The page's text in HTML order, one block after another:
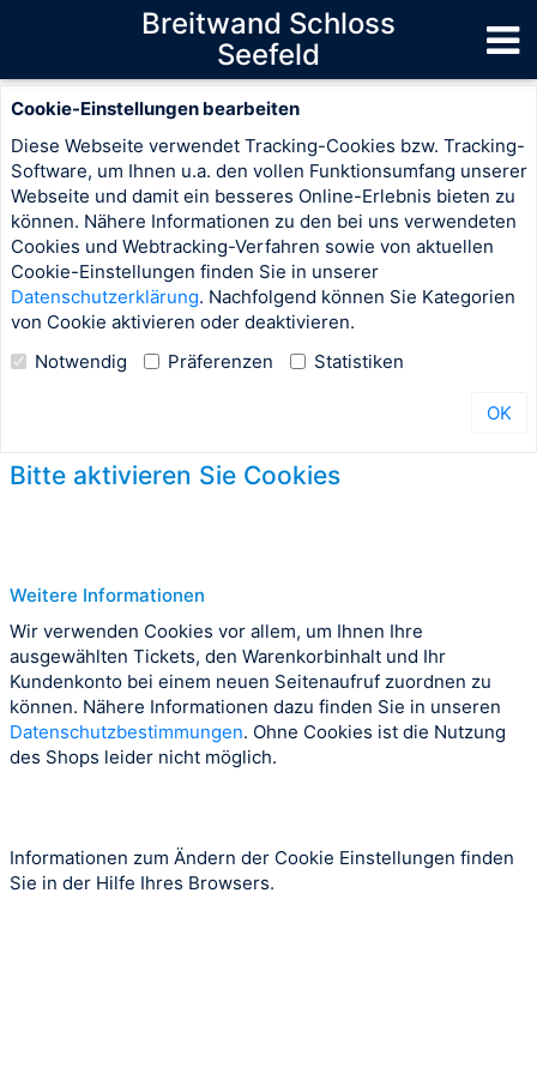
Breitwand Schloss
Seefeld
Cookie-Einstellungen bearbeiten
Diese Webseite verwendet Tracking-Cookies bzw. Tracking-
Software, um Ihnen u.a. den vollen Funktionsumfang unserer
Webseite und damit ein besseres Online-Erlebnis bieten zu
können. Nähere Informationen zu den bei uns verwendeten
Cookies und Webtracking-Verfahren sowie von aktuellen
Cookie-Einstellungen finden Sie in unserer
Datenschutzerklärung. Nachfolgend können Sie Kategorien
von Cookie aktivieren oder deaktivieren.
Notwendig
Präferenzen Statistiken
OK
Bitte aktivieren Sie Cookies
Weitere Informationen
Wir verwenden Cookies vor allem, um Ihnen Ihre
ausgewählten Tickets, den Warenkorbinhalt und Ihr
Kundenkonto bei einem neuen Seitenaufruf zuordnen zu
können. Nähere Informationen dazu finden Sie in unseren
Datenschutzbestimmungen. Ohne Cookies ist die Nutzung
des Shops leider nicht möglich.
Informationen zum Ändern der Cookie Einstellungen finden
Sie in der Hilfe Ihres Browsers.